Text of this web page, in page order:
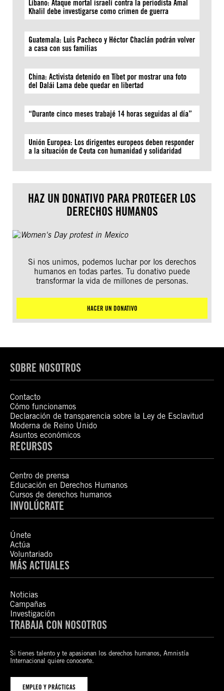
Líbano: Ataque mortal israelí contra la periodista Amal
Khalil debe investigarse como crimen de guerra
Guatemala: Luis Pacheco y Héctor Chaclán podrán volver
a casa con sus familias
China: Activista detenido en Tíbet por mostrar una foto
del Dalái Lama debe quedar en libertad
“Durante cinco meses trabajé 14 horas seguidas al día”
Unión Europea: Los dirigentes europeos deben responder
a la situación de Ceuta con humanidad y solidaridad
HAZ UN DONATIVO PARA PROTEGER LOS
DERECHOS HUMANOS
Si nos unimos, podemos luchar por los derechos
humanos en todas partes. Tu donativo puede
transformar la vida de millones de personas.
HACER UN DONATIVO
SOBRE NOSOTROS
Contacto
Cómo funcionamos
Declaración de transparencia sobre la Ley de Esclavitud
Moderna de Reino Unido
Asuntos económicos
RECURSOS
Centro de prensa
Educación en Derechos Humanos
Cursos de derechos humanos
INVOLÚCRATE
Únete
Actúa
Voluntariado
MÁS ACTUALES
Noticias
Campañas
Investigación
TRABAJA CON NOSOTROS
Si tienes talento y te apasionan los derechos humanos, Amnistía
Internacional quiere conocerte.
EMPLEO Y PRÁCTICAS